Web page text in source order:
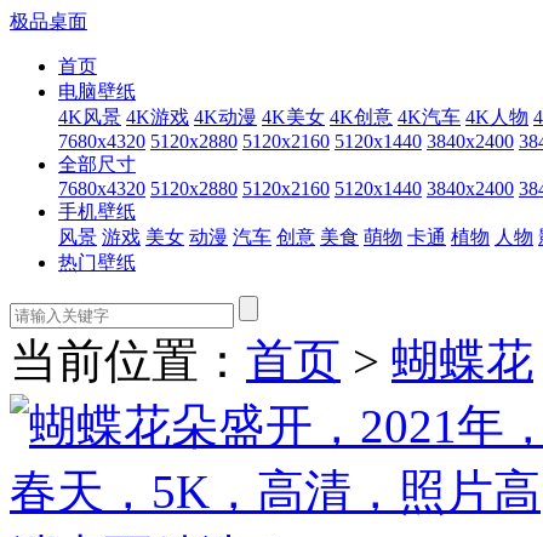
极品桌面
首页
电脑壁纸
4K风景 4K游戏 4K动漫 4K美女 4K创意 4K汽车 4K人物
7680x4320 5120x2880 5120x2160 5120x1440 3840x2400
全部尺寸
7680x4320 5120x2880 5120x2160 5120x1440 3840x2400
手机壁纸
风景 游戏 美女 动漫 汽车 创意 美食 萌物 卡通 植物 人物
热门壁纸
当前位置： 首页 > 蝴蝶花